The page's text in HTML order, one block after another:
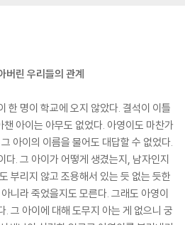
버린 우리들의 관계
한 명이 학교에 오지 않았다. 결석이 이틀
아이는 아무도 없었다. 아영이도 마찬가
아이의 이름을 물어도 대답할 수 없었다.
다. 그 아이가 어떻게 생겼는지, 남자인지
부리지 않고 조용해서 있는 듯 없는 듯한
니라 죽었을지도 모른다. 그래도 아영이
. 그 아이에 대해 도무지 아는 게 없으니 궁